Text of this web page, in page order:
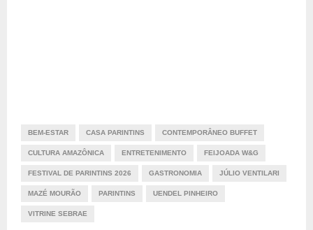
BEM-ESTAR CASA PARINTINS CONTEMPORÂNEO BUFFET
CULTURA AMAZÔNICA ENTRETENIMENTO FEIJOADA W&G
FESTIVAL DE PARINTINS 2026 GASTRONOMIA JÚLIO VENTILARI
MAZÉ MOURÃO PARINTINS UENDEL PINHEIRO
VITRINE SEBRAE